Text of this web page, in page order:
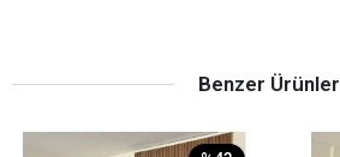
Benzer Ürünler